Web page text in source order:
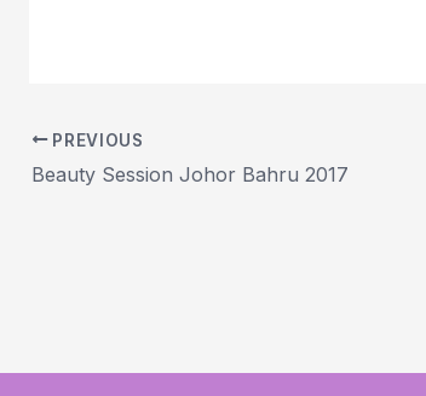
PREVIOUS
Beauty Session Johor Bahru 2017